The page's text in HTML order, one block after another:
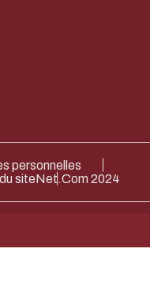
personnelles
siteNet.Com 2024